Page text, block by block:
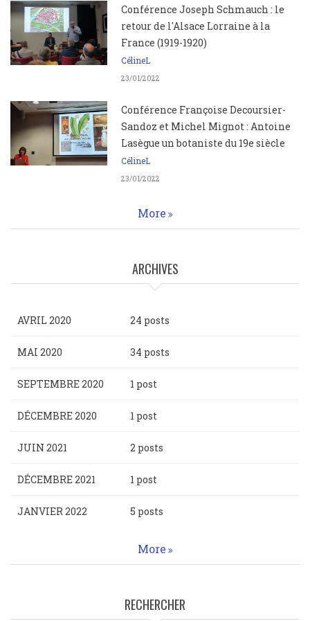
Conférence Joseph Schmauch : le
retour de l'Alsace Lorraine à la
France (1919-1920)
CélineL
23/01/2022
Conférence Françoise Decoursier-
Sandoz et Michel Mignot : Antoine
Lasègue un botaniste du 19e siècle
CélineL
23/01/2022
More
ARCHIVES
AVRIL 2020 24 posts
MAI 2020 34 posts
SEPTEMBRE 2020 1 post
DÉCEMBRE 2020 1 post
JUIN 2021 2 posts
DÉCEMBRE 2021 1 post
JANVIER 2022 5 posts
More
RECHERCHER